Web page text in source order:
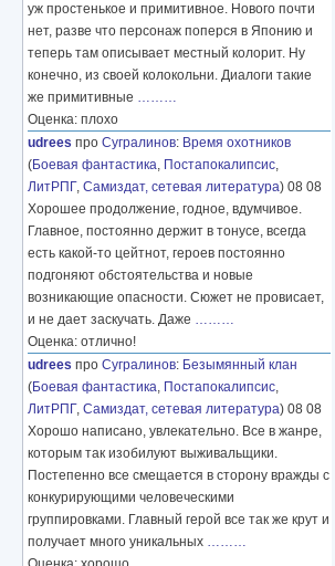
уж простенькое и примитивное. Нового почти
нет, разве что персонаж поперся в Японию и
теперь там описывает местный колорит. Ну
конечно, из своей колокольни. Диалоги такие
же примитивные ………
Оценка: плохо
udrees про Сугралинов: Время охотников
(Боевая фантастика, Постапокалипсис,
ЛитРПГ, Самиздат, сетевая литература) 08 08
Хорошее продолжение, годное, вдумчивое.
Главное, постоянно держит в тонусе, всегда
есть какой-то цейтнот, героев постоянно
подгоняют обстоятельства и новые
возникающие опасности. Сюжет не провисает,
и не дает заскучать. Даже ………
Оценка: отлично!
udrees про Сугралинов: Безымянный клан
(Боевая фантастика, Постапокалипсис,
ЛитРПГ, Самиздат, сетевая литература) 08 08
Хорошо написано, увлекательно. Все в жанре,
которым так изобилуют выживальщики.
Постепенно все смещается в сторону вражды с
конкурирующими человеческими
группировками. Главный герой все так же крут и
получает много уникальных ………